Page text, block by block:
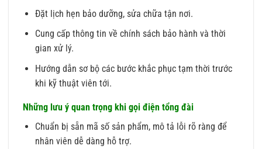
Đặt lịch hẹn bảo dưỡng, sửa chữa tận nơi.
Cung cấp thông tin về chính sách bảo hành và thời
gian xử lý.
Hướng dẫn sơ bộ các bước khắc phục tạm thời trước
khi kỹ thuật viên tới.
Những lưu ý quan trọng khi gọi điện tổng đài
Chuẩn bị sẵn mã số sản phẩm, mô tả lỗi rõ ràng để
nhân viên dễ dàng hỗ trợ.